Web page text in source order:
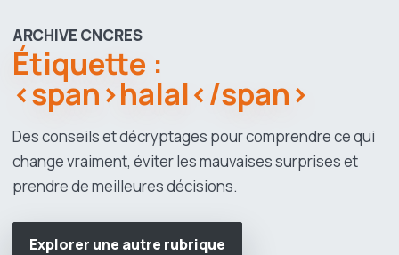
ARCHIVE CNCRES
Étiquette :
<span>halal</span>
Des conseils et décryptages pour comprendre ce qui
change vraiment, éviter les mauvaises surprises et
prendre de meilleures décisions.
Explorer une autre rubrique